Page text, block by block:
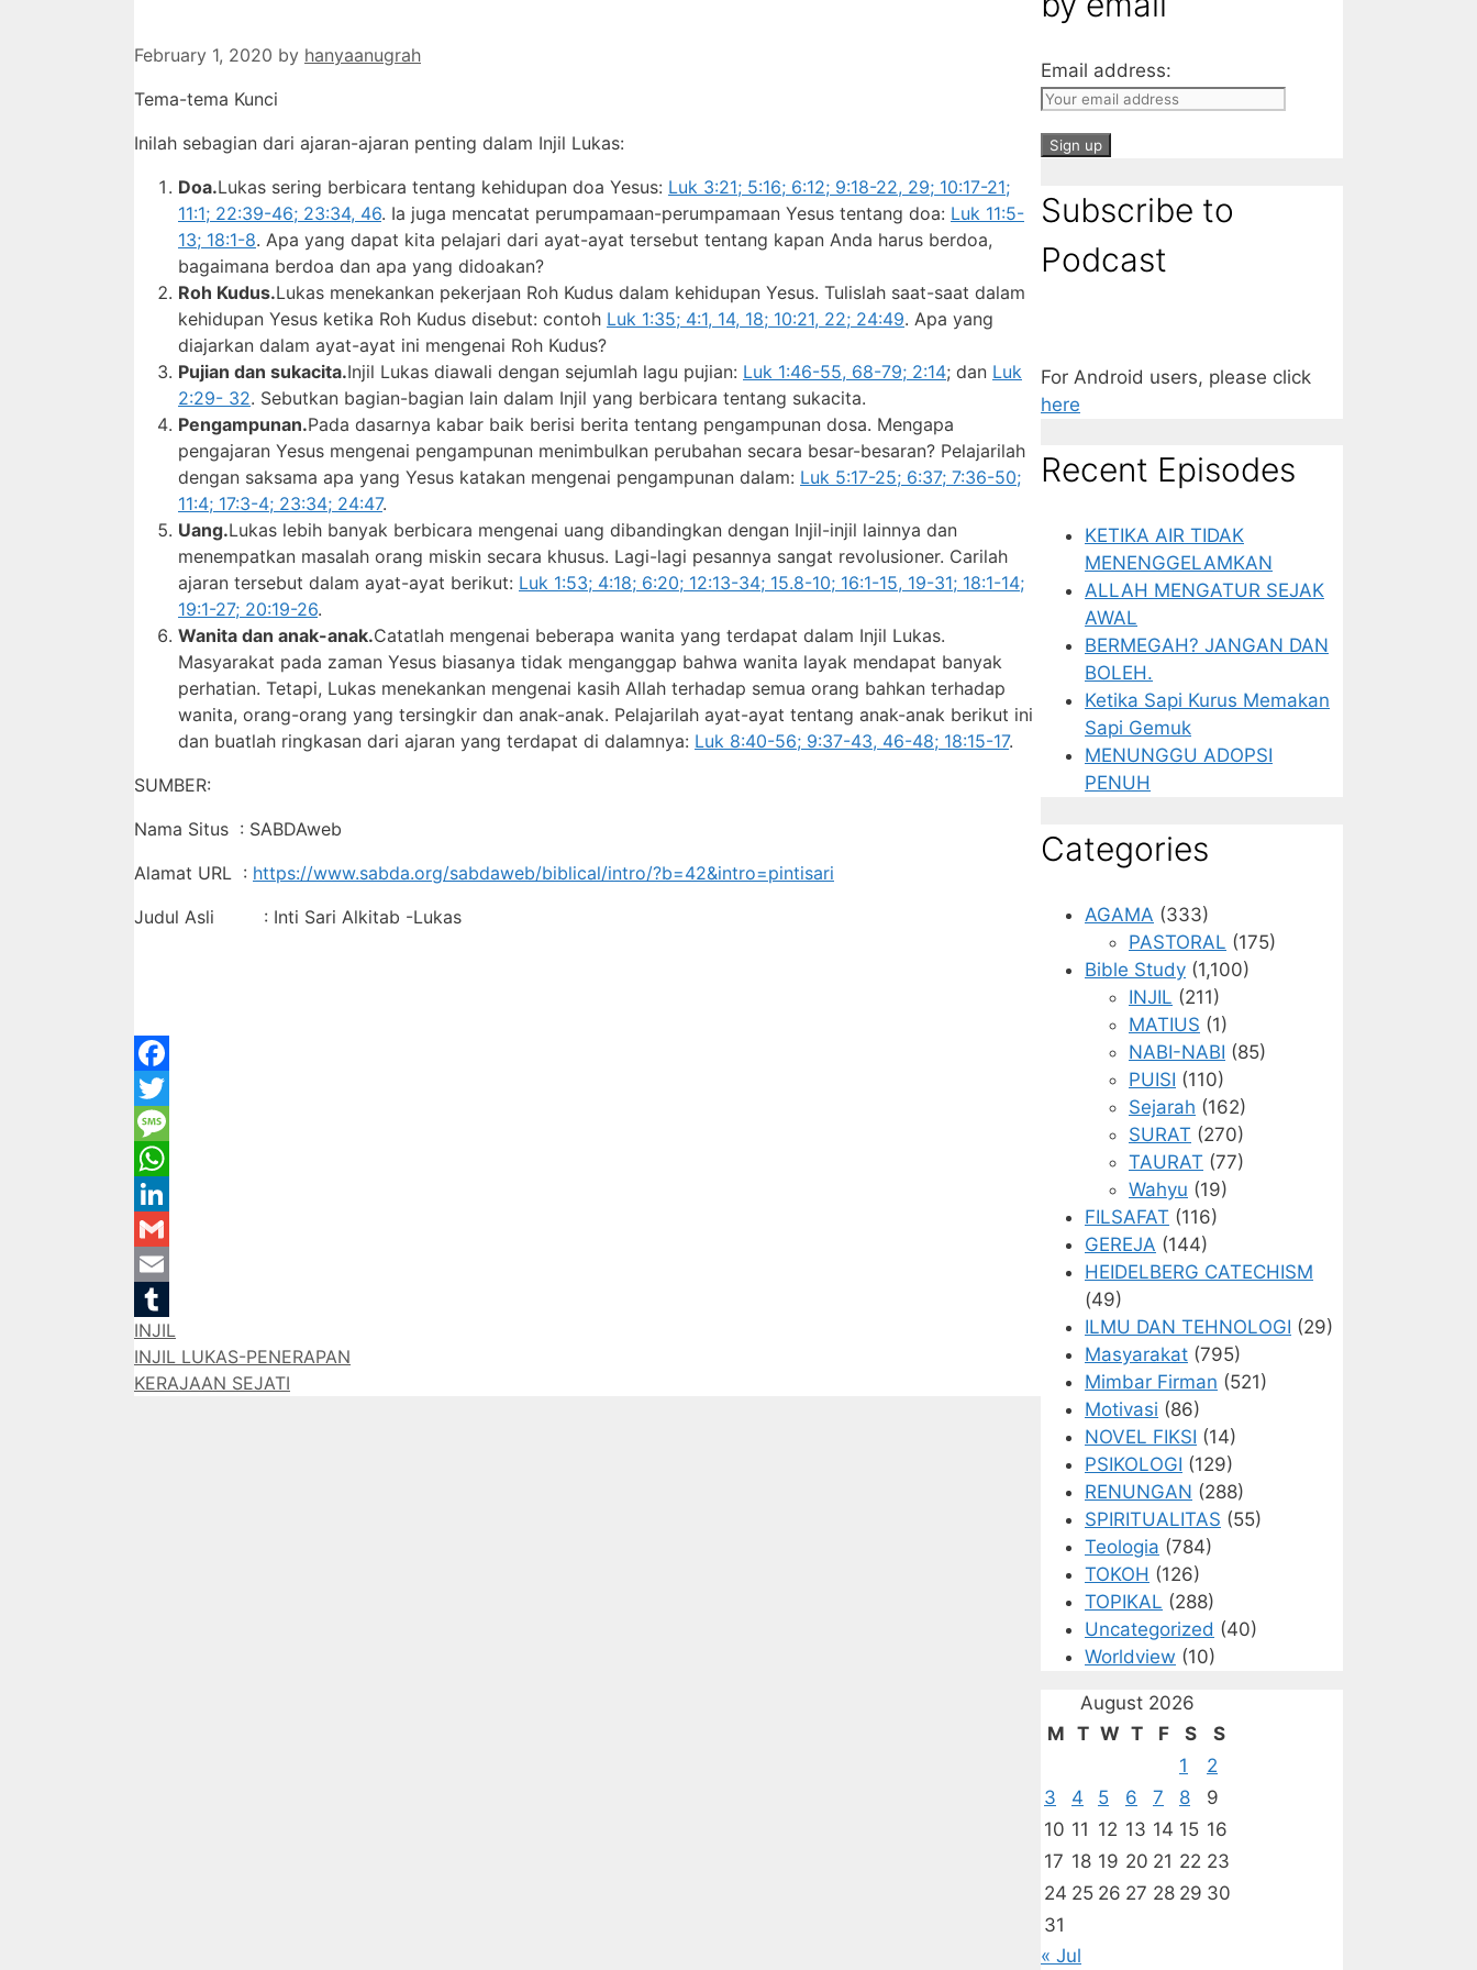
February 1, 2020 by hanyaanugrah
Tema-tema Kunci
Inilah sebagian dari ajaran-ajaran penting dalam Injil Lukas:
Doa.Lukas sering berbicara tentang kehidupan doa Yesus: Luk 3:21; 5:16; 6:12; 9:18-22, 29; 10:17-21;
11:1; 22:39-46; 23:34, 46. Ia juga mencatat perumpamaan-perumpamaan Yesus tentang doa: Luk 11:5-
13; 18:1-8. Apa yang dapat kita pelajari dari ayat-ayat tersebut tentang kapan Anda harus berdoa,
bagaimana berdoa dan apa yang didoakan?
Roh Kudus.Lukas menekankan pekerjaan Roh Kudus dalam kehidupan Yesus. Tulislah saat-saat dalam
kehidupan Yesus ketika Roh Kudus disebut: contoh Luk 1:35; 4:1, 14, 18; 10:21, 22; 24:49. Apa yang
diajarkan dalam ayat-ayat ini mengenai Roh Kudus?
Pujian dan sukacita.Injil Lukas diawali dengan sejumlah lagu pujian: Luk 1:46-55, 68-79; 2:14; dan Luk
2:29- 32. Sebutkan bagian-bagian lain dalam Injil yang berbicara tentang sukacita.
Pengampunan.Pada dasarnya kabar baik berisi berita tentang pengampunan dosa. Mengapa
pengajaran Yesus mengenai pengampunan menimbulkan perubahan secara besar-besaran? Pelajarilah
dengan saksama apa yang Yesus katakan mengenai pengampunan dalam: Luk 5:17-25; 6:37; 7:36-50;
11:4; 17:3-4; 23:34; 24:47.
Uang.Lukas lebih banyak berbicara mengenai uang dibandingkan dengan Injil-injil lainnya dan
menempatkan masalah orang miskin secara khusus. Lagi-lagi pesannya sangat revolusioner. Carilah
ajaran tersebut dalam ayat-ayat berikut: Luk 1:53; 4:18; 6:20; 12:13-34; 15.8-10; 16:1-15, 19-31; 18:1-14;
19:1-27; 20:19-26.
Wanita dan anak-anak.Catatlah mengenai beberapa wanita yang terdapat dalam Injil Lukas.
Masyarakat pada zaman Yesus biasanya tidak menganggap bahwa wanita layak mendapat banyak
perhatian. Tetapi, Lukas menekankan mengenai kasih Allah terhadap semua orang bahkan terhadap
wanita, orang-orang yang tersingkir dan anak-anak. Pelajarilah ayat-ayat tentang anak-anak berikut ini
dan buatlah ringkasan dari ajaran yang terdapat di dalamnya: Luk 8:40-56; 9:37-43, 46-48; 18:15-17.
SUMBER:
Nama Situs : SABDAweb
Alamat URL : https://www.sabda.org/sabdaweb/biblical/intro/?b=42&intro=pintisari
Judul Asli : Inti Sari Alkitab -Lukas
Facebook
Twitter
Message
WhatsApp
LinkedIn
Gmail
Email
Tumblr
Categories
INJIL
INJIL LUKAS-PENERAPAN
KERAJAAN SEJATI
Email address:
Subscribe to
Podcast
For Android users, please click
here
Recent Episodes
KETIKA AIR TIDAK
MENENGGELAMKAN
ALLAH MENGATUR SEJAK
AWAL
BERMEGAH? JANGAN DAN
BOLEH.
Ketika Sapi Kurus Memakan
Sapi Gemuk
MENUNGGU ADOPSI
PENUH
Categories
AGAMA (333)
PASTORAL (175)
Bible Study (1,100)
INJIL (211)
MATIUS (1)
NABI-NABI (85)
PUISI (110)
Sejarah (162)
SURAT (270)
TAURAT (77)
Wahyu (19)
FILSAFAT (116)
GEREJA (144)
HEIDELBERG CATECHISM
(49)
ILMU DAN TEHNOLOGI (29)
Masyarakat (795)
Mimbar Firman (521)
Motivasi (86)
NOVEL FIKSI (14)
PSIKOLOGI (129)
RENUNGAN (288)
SPIRITUALITAS (55)
Teologia (784)
TOKOH (126)
TOPIKAL (288)
Uncategorized (40)
Worldview (10)
August 2026
M T W T F S
S
1
2
3
4 5 6 7 8
9
10 11 12 13 14 15 16
17 18 19 20 21 22 23
24 25 26 27 28 29 30
31
« Jul